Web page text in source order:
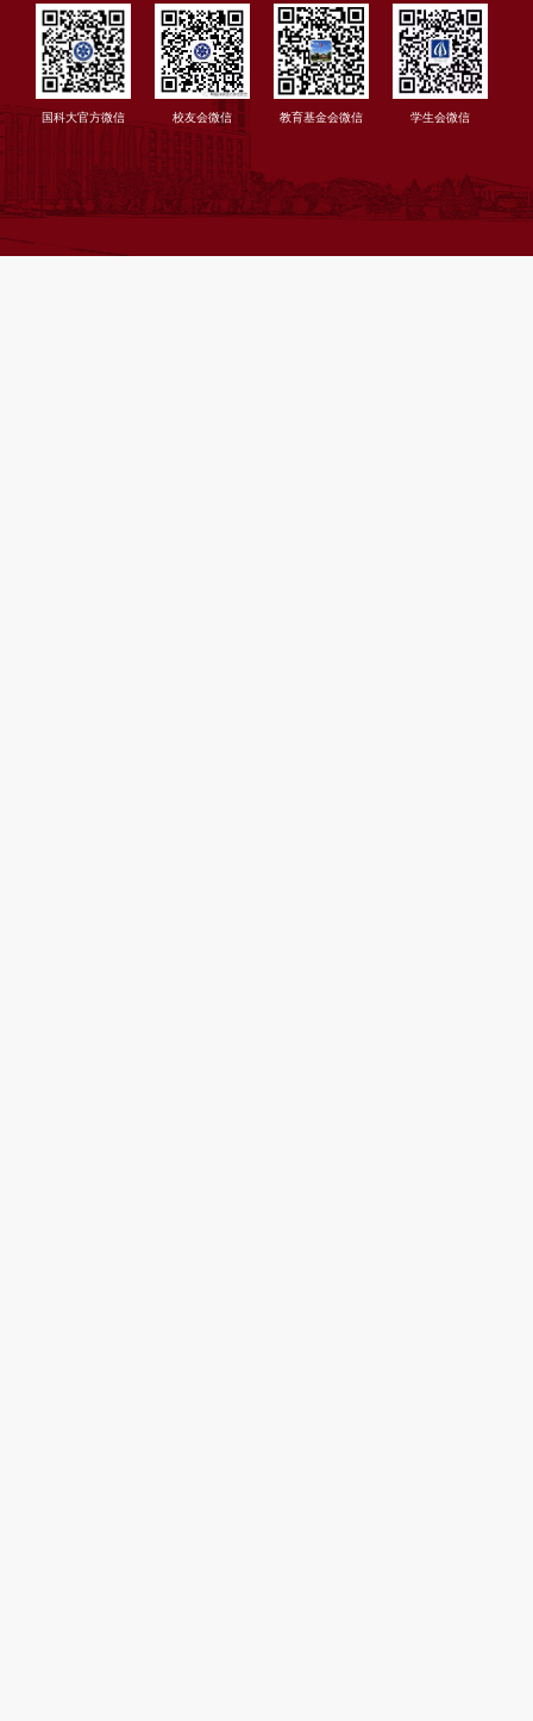
国科大官方微信 校友会微信 教育基金会微信 学生会微信